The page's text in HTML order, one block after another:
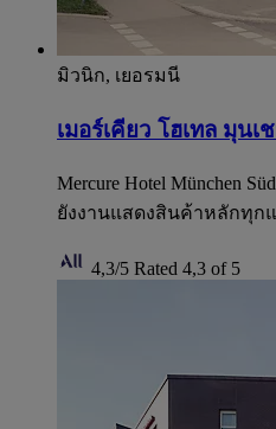
มิวนิก, เยอรมนี
เมอร์เคียว โฮเทล มุนเ
Mercure Hotel München
ยังงานแสดงสินค้าหลักทุก
4,3/5 Rated 4,3 of 5